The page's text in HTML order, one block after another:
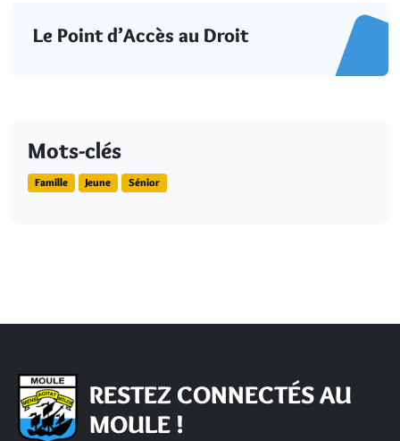
Le Point d’Accès au Droit
Mots-clés
Famille Jeune Sénior
RESTEZ CONNECTÉS AU
MOULE !